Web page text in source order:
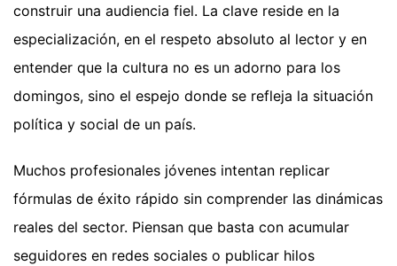
construir una audiencia fiel. La clave reside en la
especialización, en el respeto absoluto al lector y en
entender que la cultura no es un adorno para los
domingos, sino el espejo donde se refleja la situación
política y social de un país.
Muchos profesionales jóvenes intentan replicar
fórmulas de éxito rápido sin comprender las dinámicas
reales del sector. Piensan que basta con acumular
seguidores en redes sociales o publicar hilos